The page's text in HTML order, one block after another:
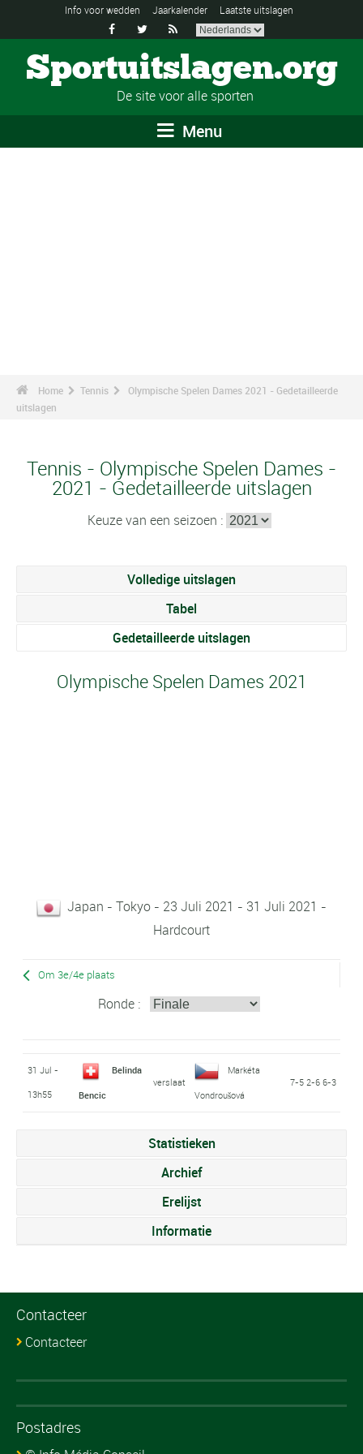
Info voor wedden Jaarkalender Laatste uitslagen
  
Sportuitslagen.org
De site voor alle sporten
Menu
Home Tennis
Olympische Spelen Dames 2021 - Gedetailleerde
uitslagen
Tennis - Olympische Spelen Dames -
2021 - Gedetailleerde uitslagen
Keuze van een seizoen :
Volledige uitslagen
Tabel
Gedetailleerde uitslagen
Olympische Spelen Dames 2021
Japan - Tokyo - 23 Juli 2021 - 31 Juli 2021 -
Hardcourt
Om 3e/4e plaats
Ronde :
31 Jul -
13h55
Belinda
Bencic
verslaat
Markéta
Vondroušová
7-5 2-6 6-3
Statistieken
Archief
Erelijst
Informatie
Contacteer
Contacteer
Postadres